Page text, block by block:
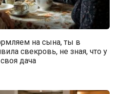
на сына, ты в
свекровь, не зная, что у
дача